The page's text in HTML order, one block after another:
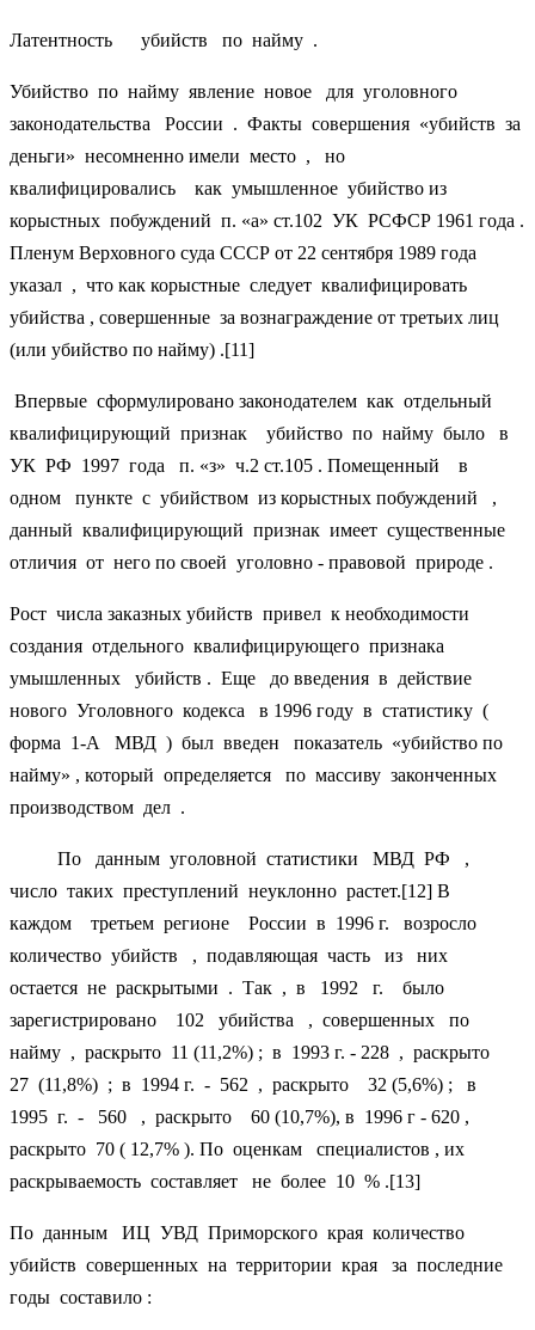
Латентность убийств по найму .
Убийство по найму явление новое для уголовного
законодательства России . Факты совершения «убийств за
деньги» несомненно имели место , но
квалифицировались как умышленное убийство из
корыстных побуждений п. «а» ст.102 УК РСФСР 1961 года .
Пленум Верховного суда СССР от 22 сентября 1989 года
указал , что как корыстные следует квалифицировать
убийства , совершенные за вознаграждение от третьих лиц
(или убийство по найму) .[11]
Впервые сформулировано законодателем как отдельный
квалифицирующий признак убийство по найму было в
УК РФ 1997 года п. «з» ч.2 ст.105 . Помещенный в
одном пункте с убийством из корыстных побуждений ,
данный квалифицирующий признак имеет существенные
отличия от него по своей уголовно - правовой природе .
Рост числа заказных убийств привел к необходимости
создания отдельного квалифицирующего признака
умышленных убийств . Еще до введения в действие
нового Уголовного кодекса в 1996 году в статистику (
форма 1-А МВД ) был введен показатель «убийство по
найму» , который определяется по массиву законченных
производством дел .
По данным уголовной статистики МВД РФ ,
число таких преступлений неуклонно растет.[12] В
каждом третьем регионе России в 1996 г. возросло
количество убийств , подавляющая часть из них
остается не раскрытыми . Так , в 1992 г. было
зарегистрировано 102 убийства , совершенных по
найму , раскрыто 11 (11,2%) ; в 1993 г. - 228 , раскрыто
27 (11,8%) ; в 1994 г. - 562 , раскрыто 32 (5,6%) ; в
1995 г. - 560 , раскрыто 60 (10,7%), в 1996 г - 620 ,
раскрыто 70 ( 12,7% ). По оценкам специалистов , их
раскрываемость составляет не более 10 % .[13]
По данным ИЦ УВД Приморского края количество
убийств совершенных на территории края за последние
годы составило :